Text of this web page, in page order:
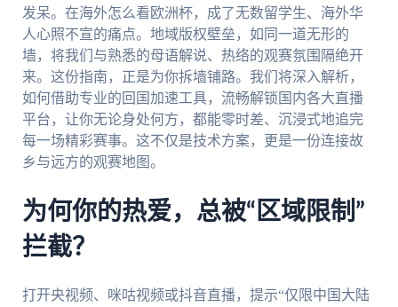
发呆。在海外怎么看欧洲杯，成了无数留学生、海外华
人心照不宣的痛点。地域版权壁垒，如同一道无形的
墙，将我们与熟悉的母语解说、热络的观赛氛围隔绝开
来。这份指南，正是为你拆墙铺路。我们将深入解析，
如何借助专业的回国加速工具，流畅解锁国内各大直播
平台，让你无论身处何方，都能零时差、沉浸式地追完
每一场精彩赛事。这不仅是技术方案，更是一份连接故
乡与远方的观赛地图。
为何你的热爱，总被“区域限制”
拦截？
打开央视频、咪咕视频或抖音直播，提示“仅限中国大陆